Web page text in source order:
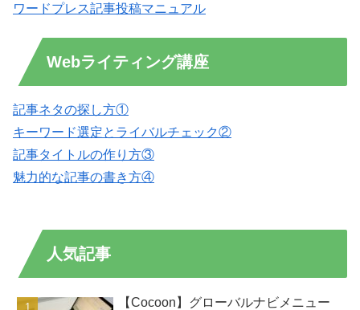
ワードプレス記事投稿マニュアル
Webライティング講座
記事ネタの探し方①
キーワード選定とライバルチェック②
記事タイトルの作り方③
魅力的な記事の書き方④
人気記事
【Cocoon】グローバルナビメニュー